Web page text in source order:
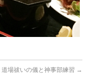
道場祓いの儀と神事部練習 →